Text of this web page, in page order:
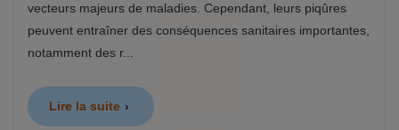
vecteurs majeurs de maladies. Cependant, leurs piqûres
peuvent entraîner des conséquences sanitaires importantes,
notamment des r...
Lire la suite